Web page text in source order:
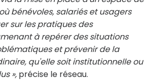
bénévoles, salariés et usagers
sur les pratiques des
à repérer des situations
et prévenir de la
qu'elle soit institutionnelle ou
», précise le réseau.